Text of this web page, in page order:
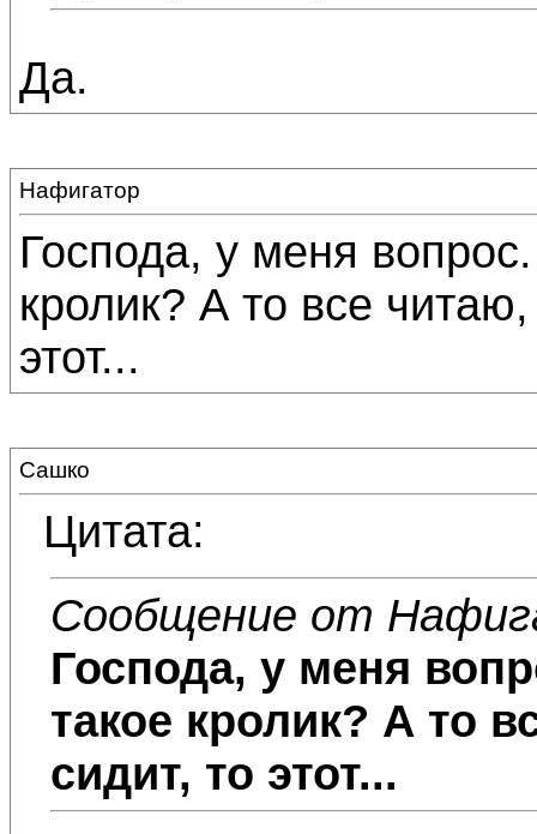
Да.
Нафигатор
Господа, у меня
кролик? А то все
этот...
Сашко
Цитата:
Сообщение от
Господа, у меня
такое кролик? А то
сидит, то этот...